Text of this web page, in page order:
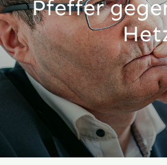
Aktion
Veröffentlichungen
Pfeffer